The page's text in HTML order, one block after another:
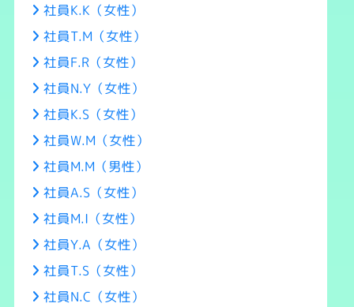
社員K.K（女性）
社員T.M（女性）
社員F.R（女性）
社員N.Y（女性）
社員K.S（女性）
社員W.M（女性）
社員M.M（男性）
社員A.S（女性）
社員M.I（女性）
社員Y.A（女性）
社員T.S（女性）
社員N.C（女性）